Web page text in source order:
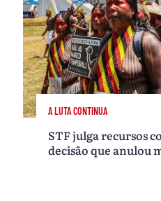
A LUTA CONTINUA
STF julga recursos
decisão que anulou